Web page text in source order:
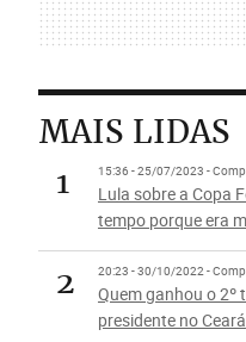
MAIS LIDAS
1
15:36 - 25/07/2023 -
Lula sobre a Copa
tempo porque era
2 20:23 - 30/10/2022 -
Quem ganhou o 2º
presidente no Ceará